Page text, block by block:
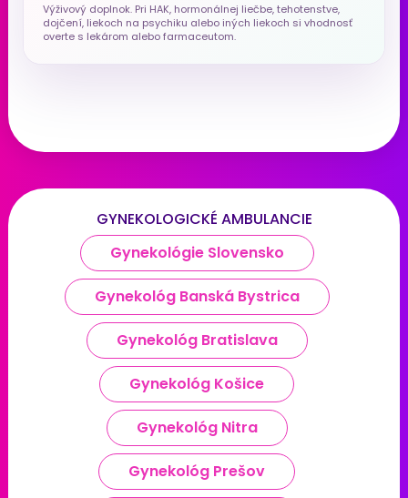
Výživový doplnok. Pri HAK, hormonálnej liečbe, tehotenstve,
dojčení, liekoch na psychiku alebo iných liekoch si vhodnosť
overte s lekárom alebo farmaceutom.
GYNEKOLOGICKÉ AMBULANCIE
Gynekológie Slovensko
Gynekológ Banská Bystrica
Gynekológ Bratislava
Gynekológ Košice
Gynekológ Nitra
Gynekológ Prešov